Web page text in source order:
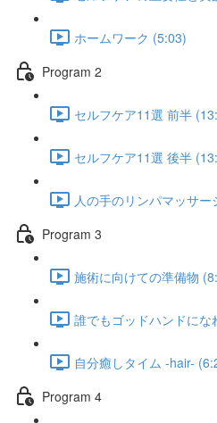
ホームワーク (5:03)
Program 2
セルフケア11選 前半
セルフケア11選 後半
人の手のリンパマッサ
Program 3
施術に向けての準備物
誰でもゴッドハンドに
自分癒しタイム -hair-
Program 4